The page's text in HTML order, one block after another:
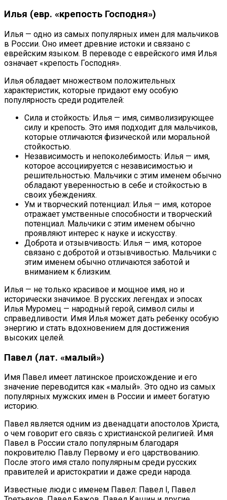
Илья (евр. «крепость Господня»)
Илья — одно из самых популярных имен для мальчиков
в России. Оно имеет древние истоки и связано с
еврейским языком. В переводе с еврейского имя Илья
означает «крепость Господня».
Илья обладает множеством положительных
характеристик, которые придают ему особую
популярность среди родителей:
Сила и стойкость: Илья — имя, символизирующее
силу и крепость. Это имя подходит для мальчиков,
которые отличаются физической или моральной
стойкостью.
Независимость и непоколебимость: Илья — имя,
которое ассоциируется с независимостью и
решительностью. Мальчики с этим именем обычно
обладают уверенностью в себе и стойкостью в
своих убеждениях.
Ум и творческий потенциал: Илья — имя, которое
отражает умственные способности и творческий
потенциал. Мальчики с этим именем обычно
проявляют интерес к науке и искусству.
Доброта и отзывчивость: Илья — имя, которое
связано с добротой и отзывчивостью. Мальчики с
этим именем обычно отличаются заботой и
вниманием к близким.
Илья — не только красивое и мощное имя, но и
исторически значимое. В русских легендах и эпосах
Илья Муромец — народный герой, символ силы и
справедливости. Имя Илья может дать ребенку особую
энергию и стать вдохновением для достижения
высоких целей.
Павел (лат. «малый»)
Имя Павел имеет латинское происхождение и его
значение переводится как «малый». Это одно из самых
популярных мужских имен в России и имеет богатую
историю.
Павел является одним из двенадцати апостолов Христа,
о чем говорит его связь с христианской религией. Имя
Павел в России стало популярным благодаря
покровителю Павлу Первому и его царствованию.
После этого имя стало популярным среди русских
правителей и аристократии и даже среди народа.
Известные люди с именем Павел: Павел I, Павел